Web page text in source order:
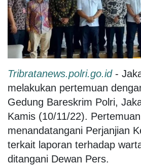
Tribratanews.polri.go.id-
melakukan pertemuan
Gedung Bareskrim Polri,
Kamis (10/11/22).
menandatangani Perjanjian
terkait laporan terhadap
ditangani Dewan Pers.